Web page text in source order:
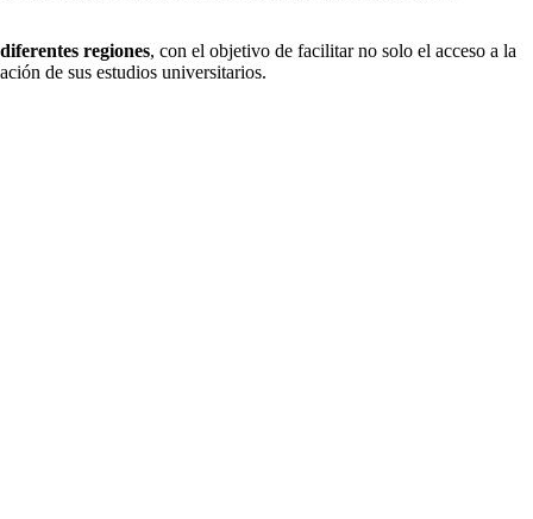
regiones, con el objetivo de facilitar no solo el acceso a la
de sus estudios universitarios.